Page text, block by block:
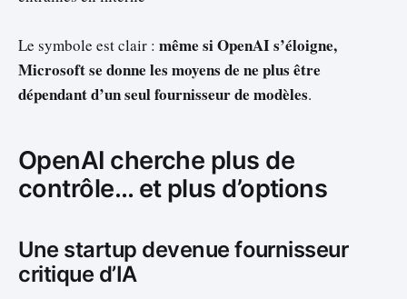
Le symbole est clair : même si OpenAI s’éloigne,
Microsoft se donne les moyens de ne plus être
dépendant d’un seul fournisseur de modèles.
OpenAI cherche plus de
contrôle… et plus d’options
Une startup devenue fournisseur
critique d’IA